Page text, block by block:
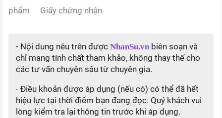
phẩm
Giấy chứng nhận
- Nội dung nêu trên được NhanSu.vnbiên soạn và
chỉ mang tính chất tham khảo, không thay thế cho
các tư vấn chuyên sâu từ chuyên gia.
- Điều khoản được áp dụng (nếu có) có thể đã hết
hiệu lực tại thời điểm bạn đang đọc. Quý khách vui
lòng kiểm tra lại thông tin trước khi áp dụng.